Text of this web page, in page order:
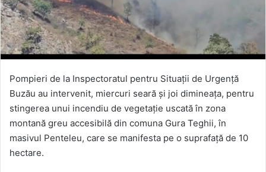
Pompieri de la Inspectoratul pentru Situaţii de Urgenţă
Buzău au intervenit, miercuri seară şi joi dimineaţa, pentru
stingerea unui incendiu de vegetaţie uscată în zona
montană greu accesibilă din comuna Gura Teghii, în
masivul Penteleu, care se manifesta pe o suprafaţă de 10
hectare.